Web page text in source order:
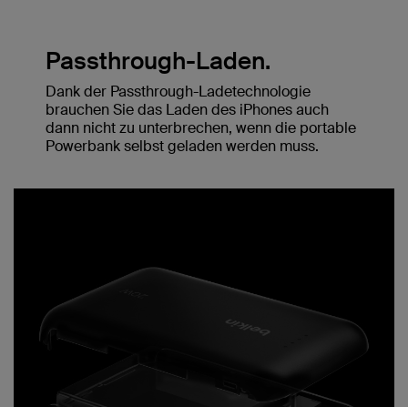
Passthrough-Laden.
Dank der Passthrough-Ladetechnologie
brauchen Sie das Laden des iPhones auch
dann nicht zu unterbrechen, wenn die portable
Powerbank selbst geladen werden muss.